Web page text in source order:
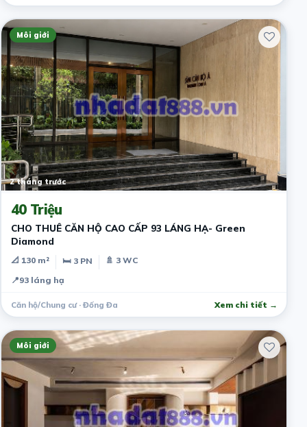
Môi giới
2 tháng trước
40 Triệu
CHO THUÊ CĂN HỘ CAO CẤP 93 LÁNG HẠ- Green
Diamond
📐 130 m² 🛏 3 PN
🚿 3 WC
📍93 láng hạ
Căn hộ/Chung cư · Đống Đa Xem chi tiết →
Môi giới